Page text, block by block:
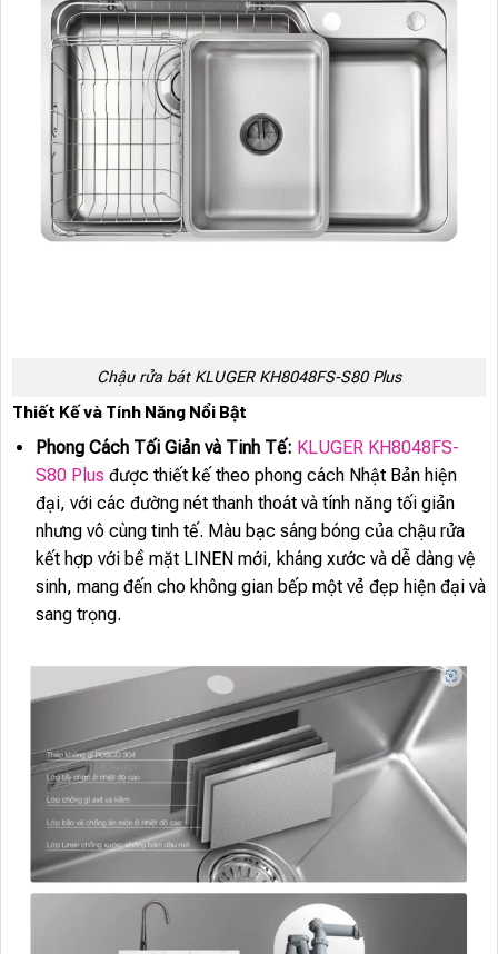
Chậu rửa bát KLUGER KH8048FS-S80 Plus
Thiết Kế và Tính Năng Nổi Bật
Phong Cách Tối Giản và Tinh Tế: KLUGER KH8048FS-
S80 Plus được thiết kế theo phong cách Nhật Bản hiện
đại, với các đường nét thanh thoát và tính năng tối giản
nhưng vô cùng tinh tế. Màu bạc sáng bóng của chậu rửa
kết hợp với bề mặt LINEN mới, kháng xước và dễ dàng vệ
sinh, mang đến cho không gian bếp một vẻ đẹp hiện đại và
sang trọng.